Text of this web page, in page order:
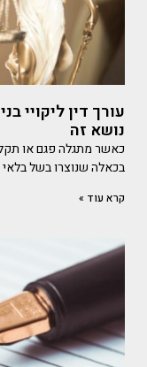
עורך דין ליקויי
נושא זה
כאשר מתגלה פגם או
בכאלה שנוצרו בשל בלאי
קרא עוד »